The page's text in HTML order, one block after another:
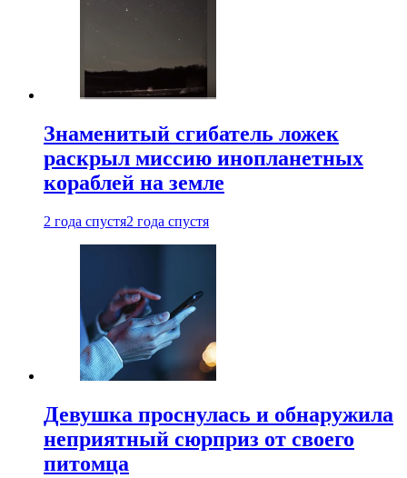
Знаменитый сгибатель ложек
раскрыл миссию инопланетных
кораблей на земле
2 года спустя2 года спустя
Девушка проснулась и обнаружила
неприятный сюрприз от своего
питомца